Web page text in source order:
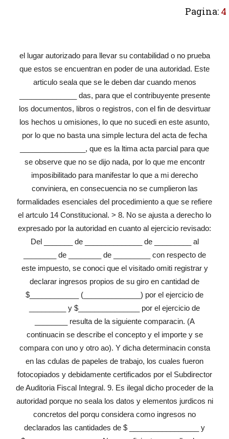
Pagina: 4
el lugar autorizado para llevar su contabilidad o no prueba
que estos se encuentran en poder de una autoridad. Este
articulo seala que se le deben dar cuando menos
______________ das, para que el contribuyente presente
los documentos, libros o registros, con el fin de desvirtuar
los hechos u omisiones, lo que no sucedi en este asunto,
por lo que no basta una simple lectura del acta de fecha
________________, que es la ltima acta parcial para que
se observe que no se dijo nada, por lo que me encontr
imposibilitado para manifestar lo que a mi derecho
conviniera, en consecuencia no se cumplieron las
formalidades esenciales del procedimiento a que se refiere
el artculo 14 Constitucional. > 8. No se ajusta a derecho lo
expresado por la autoridad en cuanto al ejercicio revisado:
Del _______ de ______________ de _________ al
________ de ________ de _________ con respecto de
este impuesto, se conoci que el visitado omiti registrar y
declarar ingresos propios de su giro en cantidad de
$____________ (______________) por el ejercicio de
_________ y $_______________ por el ejercicio de
________ resulta de la siguiente comparacin. (A
continuacin se describe el concepto y el importe y se
compara con uno y otro ao). Y dicha determinacin consta
en las cdulas de papeles de trabajo, los cuales fueron
fotocopiados y debidamente certificados por el Subdirector
de Auditoria Fiscal Integral. 9. Es ilegal dicho proceder de la
autoridad porque no seala los datos y elementos jurdicos ni
concretos del porqu considera como ingresos no
declarados las cantidades de $ _________________ y